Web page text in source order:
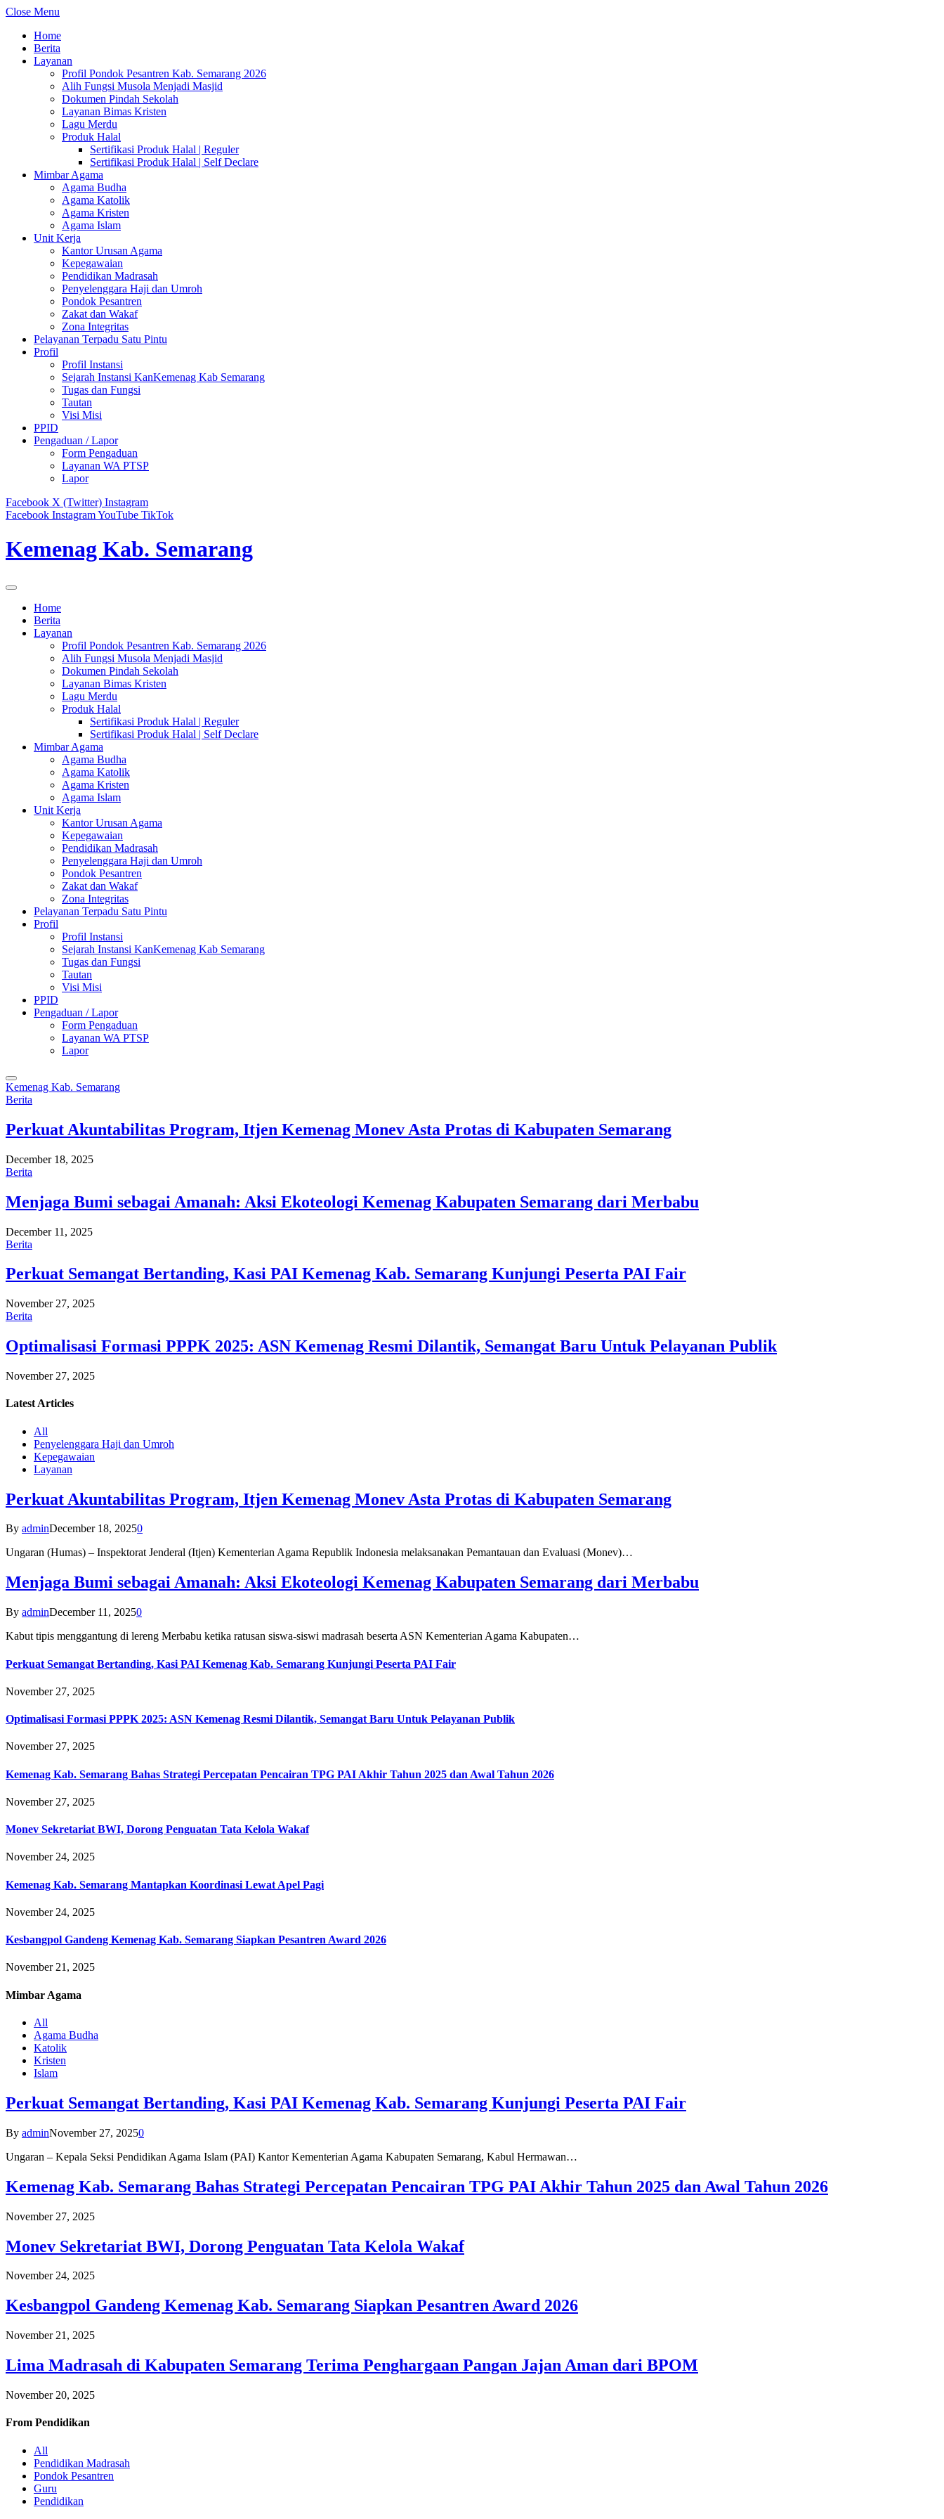
Close Menu
Home
Berita
Layanan
Profil Pondok Pesantren Kab. Semarang 2026
Alih Fungsi Musola Menjadi Masjid
Dokumen Pindah Sekolah
Layanan Bimas Kristen
Lagu Merdu
Produk Halal
Sertifikasi Produk Halal | Reguler
Sertifikasi Produk Halal | Self Declare
Mimbar Agama
Agama Budha
Agama Katolik
Agama Kristen
Agama Islam
Unit Kerja
Kantor Urusan Agama
Kepegawaian
Pendidikan Madrasah
Penyelenggara Haji dan Umroh
Pondok Pesantren
Zakat dan Wakaf
Zona Integritas
Pelayanan Terpadu Satu Pintu
Profil
Profil Instansi
Sejarah Instansi KanKemenag Kab Semarang
Tugas dan Fungsi
Tautan
Visi Misi
PPID
Pengaduan / Lapor
Form Pengaduan
Layanan WA PTSP
Lapor
Facebook X (Twitter) Instagram
Facebook InstagramYouTube TikTok
Kemenag Kab. Semarang
Home
Berita
Layanan
Profil Pondok Pesantren Kab. Semarang 2026
Alih Fungsi Musola Menjadi Masjid
Dokumen Pindah Sekolah
Layanan Bimas Kristen
Lagu Merdu
Produk Halal
Sertifikasi Produk Halal | Reguler
Sertifikasi Produk Halal | Self Declare
Mimbar Agama
Agama Budha
Agama Katolik
Agama Kristen
Agama Islam
Unit Kerja
Kantor Urusan Agama
Kepegawaian
Pendidikan Madrasah
Penyelenggara Haji dan Umroh
Pondok Pesantren
Zakat dan Wakaf
Zona Integritas
Pelayanan Terpadu Satu Pintu
Profil
Profil Instansi
Sejarah Instansi KanKemenag Kab Semarang
Tugas dan Fungsi
Tautan
Visi Misi
PPID
Pengaduan / Lapor
Form Pengaduan
Layanan WA PTSP
Lapor
Kemenag Kab. Semarang
Berita
Perkuat Akuntabilitas Program, Itjen Kemenag Monev Asta Protas di Kabupaten Semarang
December 18, 2025
Berita
Menjaga Bumi sebagai Amanah: Aksi Ekoteologi Kemenag Kabupaten Semarang dari Merbabu
December 11, 2025
Berita
Perkuat Semangat Bertanding, Kasi PAI Kemenag Kab. Semarang Kunjungi Peserta PAI Fair
November 27, 2025
Berita
Optimalisasi Formasi PPPK 2025: ASN Kemenag Resmi Dilantik, Semangat Baru Untuk Pelayanan Publik
November 27, 2025
Latest Articles
All
Penyelenggara Haji dan Umroh
Kepegawaian
Layanan
Perkuat Akuntabilitas Program, Itjen Kemenag Monev Asta Protas di Kabupaten Semarang
By adminDecember 18, 20250
Ungaran (Humas) – Inspektorat Jenderal (Itjen) Kementerian Agama Republik Indonesia melaksanakan Pemantauan dan Evaluasi (Monev)…
Menjaga Bumi sebagai Amanah: Aksi Ekoteologi Kemenag Kabupaten Semarang dari Merbabu
By adminDecember 11, 20250
Kabut tipis menggantung di lereng Merbabu ketika ratusan siswa-siswi madrasah beserta ASN Kementerian Agama Kabupaten…
Perkuat Semangat Bertanding, Kasi PAI Kemenag Kab. Semarang Kunjungi Peserta PAI Fair
November 27, 2025
Optimalisasi Formasi PPPK 2025: ASN Kemenag Resmi Dilantik, Semangat Baru Untuk Pelayanan Publik
November 27, 2025
Kemenag Kab. Semarang Bahas Strategi Percepatan Pencairan TPG PAI Akhir Tahun 2025 dan Awal Tahun 2026
November 27, 2025
Monev Sekretariat BWI, Dorong Penguatan Tata Kelola Wakaf
November 24, 2025
Kemenag Kab. Semarang Mantapkan Koordinasi Lewat Apel Pagi
November 24, 2025
Kesbangpol Gandeng Kemenag Kab. Semarang Siapkan Pesantren Award 2026
November 21, 2025
Mimbar Agama
All
Agama Budha
Katolik
Kristen
Islam
Perkuat Semangat Bertanding, Kasi PAI Kemenag Kab. Semarang Kunjungi Peserta PAI Fair
By adminNovember 27, 20250
Ungaran – Kepala Seksi Pendidikan Agama Islam (PAI) Kantor Kementerian Agama Kabupaten Semarang, Kabul Hermawan…
Kemenag Kab. Semarang Bahas Strategi Percepatan Pencairan TPG PAI Akhir Tahun 2025 dan Awal Tahun 2026
November 27, 2025
Monev Sekretariat BWI, Dorong Penguatan Tata Kelola Wakaf
November 24, 2025
Kesbangpol Gandeng Kemenag Kab. Semarang Siapkan Pesantren Award 2026
November 21, 2025
Lima Madrasah di Kabupaten Semarang Terima Penghargaan Pangan Jajan Aman dari BPOM
November 20, 2025
From Pendidikan
All
Pendidikan Madrasah
Pondok Pesantren
Guru
Pendidikan